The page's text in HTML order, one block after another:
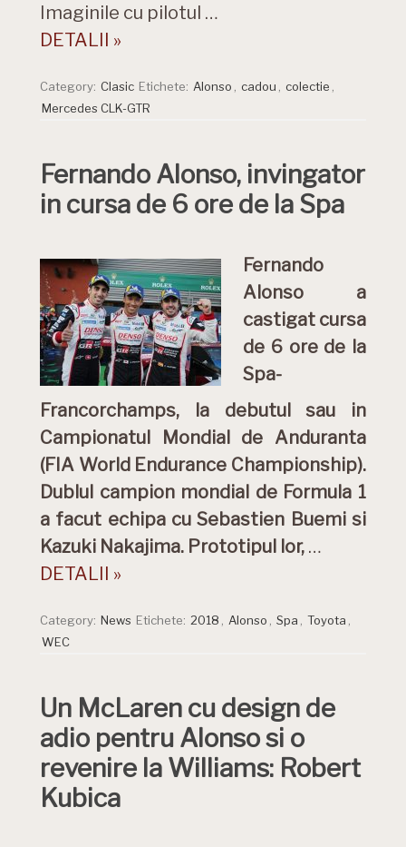
Imaginile cu pilotul …
DETALII »
Category: Clasic Etichete: Alonso cadou colectie
Mercedes CLK-GTR
Fernando Alonso, invingator
in cursa de 6 ore de la Spa
Fernando
Alonso a
castigat cursa
de 6 ore de la
Spa-
Francorchamps, la debutul sau in
Campionatul Mondial de Anduranta
(FIA World Endurance Championship).
Dublul campion mondial de Formula 1
a facut echipa cu Sebastien Buemi si
Kazuki Nakajima. Prototipul lor, …
DETALII »
Category: News Etichete: 2018 Alonso Spa Toyota
WEC
Un McLaren cu design de
adio pentru Alonso si o
revenire la Williams: Robert
Kubica